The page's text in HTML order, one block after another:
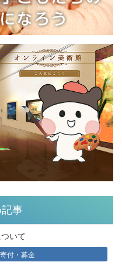
事
いて
寄付・募金